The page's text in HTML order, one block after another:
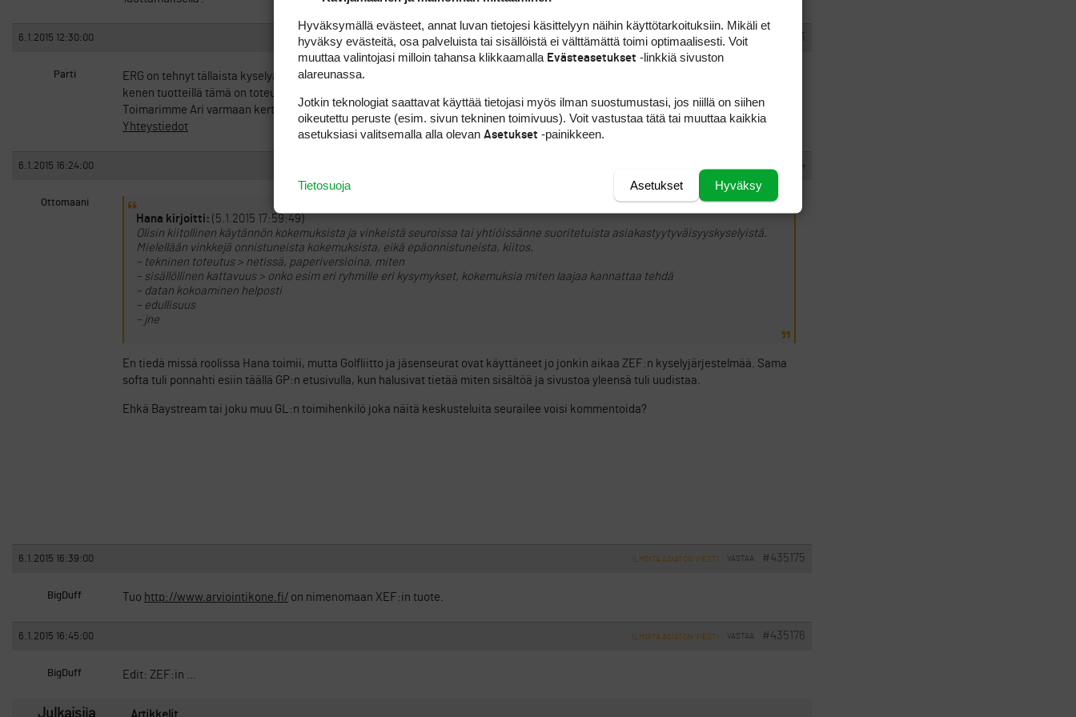
6.1.2015 12:30:00 #435173
VASTAA
ILMOITA ASIATON VIESTI
Parti
ERG on tehnyt tällaista kyselyä omilta pelaajilta ja myös meillä käyneille vieraspelaajille lähetetään mailitse oma kyselynsä. En tiedä
kenen tuotteillä tämä on toteutettu, mutta toimivan tuntuinen peli.
Toimarimme Ari varmaan kertoo mielellään toteutuspuolesta lisää jos otat häneen yhteyttä.
Yhteystiedot
6.1.2015 16:24:00 #435174
Ottomaani
Hana kirjoitti: (5.1.2015 17:59:49)
Olisin kiitollinen käytännön kokemuksista ja vinkeistä seuroissa tai yhtiöissänne suoritetuista asiakastyytyväisyyskyselyistä.
Mielellään vinkkejä onnistuneista kokemuksista, eikä epäonnistuneista, kiitos.
– tekninen toteutus > netissä, paperiversioina, miten
– sisällöllinen kattavuus > onko esim eri ryhmille eri kysymykset, kokemuksia miten laajaa kannattaa tehdä
– datan kokoaminen helposti
– edullisuus
– jne
En tiedä missä roolissa Hana toimii, mutta Golfliitto ja jäsenseurat ovat käyttäneet jo jonkin aikaa ZEF:n kyselyjärjestelmää. Sama
softa tuli ponnahti esiin täällä GP:n etusivulla, kun halusivat tietää miten sisältöä ja sivustoa yleensä tuli uudistaa.
Ehkä Baystream tai joku muu GL:n toimihenkilö joka näitä keskusteluita seurailee voisi kommentoida?
6.1.2015 16:39:00 #435175
VASTAA
ILMOITA ASIATON VIESTI
BigDuff Tuo http://www.arviointikone.fi/ on nimenomaan XEF:in tuote.
6.1.2015 16:45:00 #435176
VASTAA
ILMOITA ASIATON VIESTI
BigDuff Edit: ZEF:in …
Julkaisija
Hyväksymällä evästeet, annat luvan tietojesi käsittelyyn näihin käyttötarkoituksiin. Mikäli et
hyväksy evästeitä, osa palveluista tai sisällöistä ei välttämättä toimi optimaalisesti. Voit
muuttaa valintojasi milloin tahansa klikkaamalla Evästeasetukset -linkkiä sivuston
alareunassa.
Jotkin teknologiat saattavat käyttää tietojasi myös ilman suostumustasi, jos niillä on siihen
oikeutettu peruste (esim. sivun tekninen toimivuus). Voit vastustaa tätä tai muuttaa kaikkia
asetuksiasi valitsemalla alla olevan Asetukset -painikkeen.
Hyväksy
Asetukset
Tietosuoja